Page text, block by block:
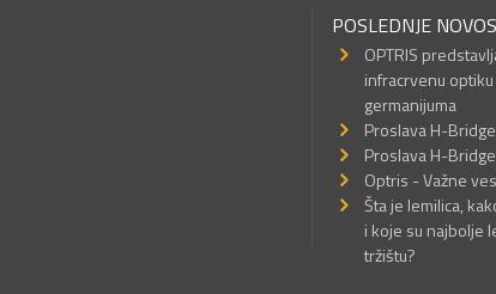
POSLEDNJE
OPTRIS
infracrvenu
germanijuma
Proslava H-
Proslava H-
Optris - Važne
Šta je lemilica,
i koje su najbolje
tržištu?